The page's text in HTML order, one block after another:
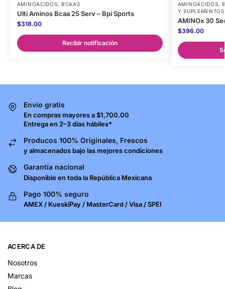
AMINOÁCIDOS, BCAAS
Ulti Aminos Bcaa 25 Serv – Bpi Sports
$318.00
Recibir notificación
AMINOÁCIDOS,
Y SUPLEMENTOS
AMINOx 30
$396.00
Envío gratis
En compras mayores a $1,700.00
Entrega en 2–3 días hábiles*
Producos 100% Originales, Frescos
y almacenados bajo las mejores condiciones
Garantía nacional
Disponible en toda la República Mexicana
Pago 100% seguro
AMEX / KueskiPay / MasterCard / Visa / SPEI
ACERCA DE
Nosotros
Marcas